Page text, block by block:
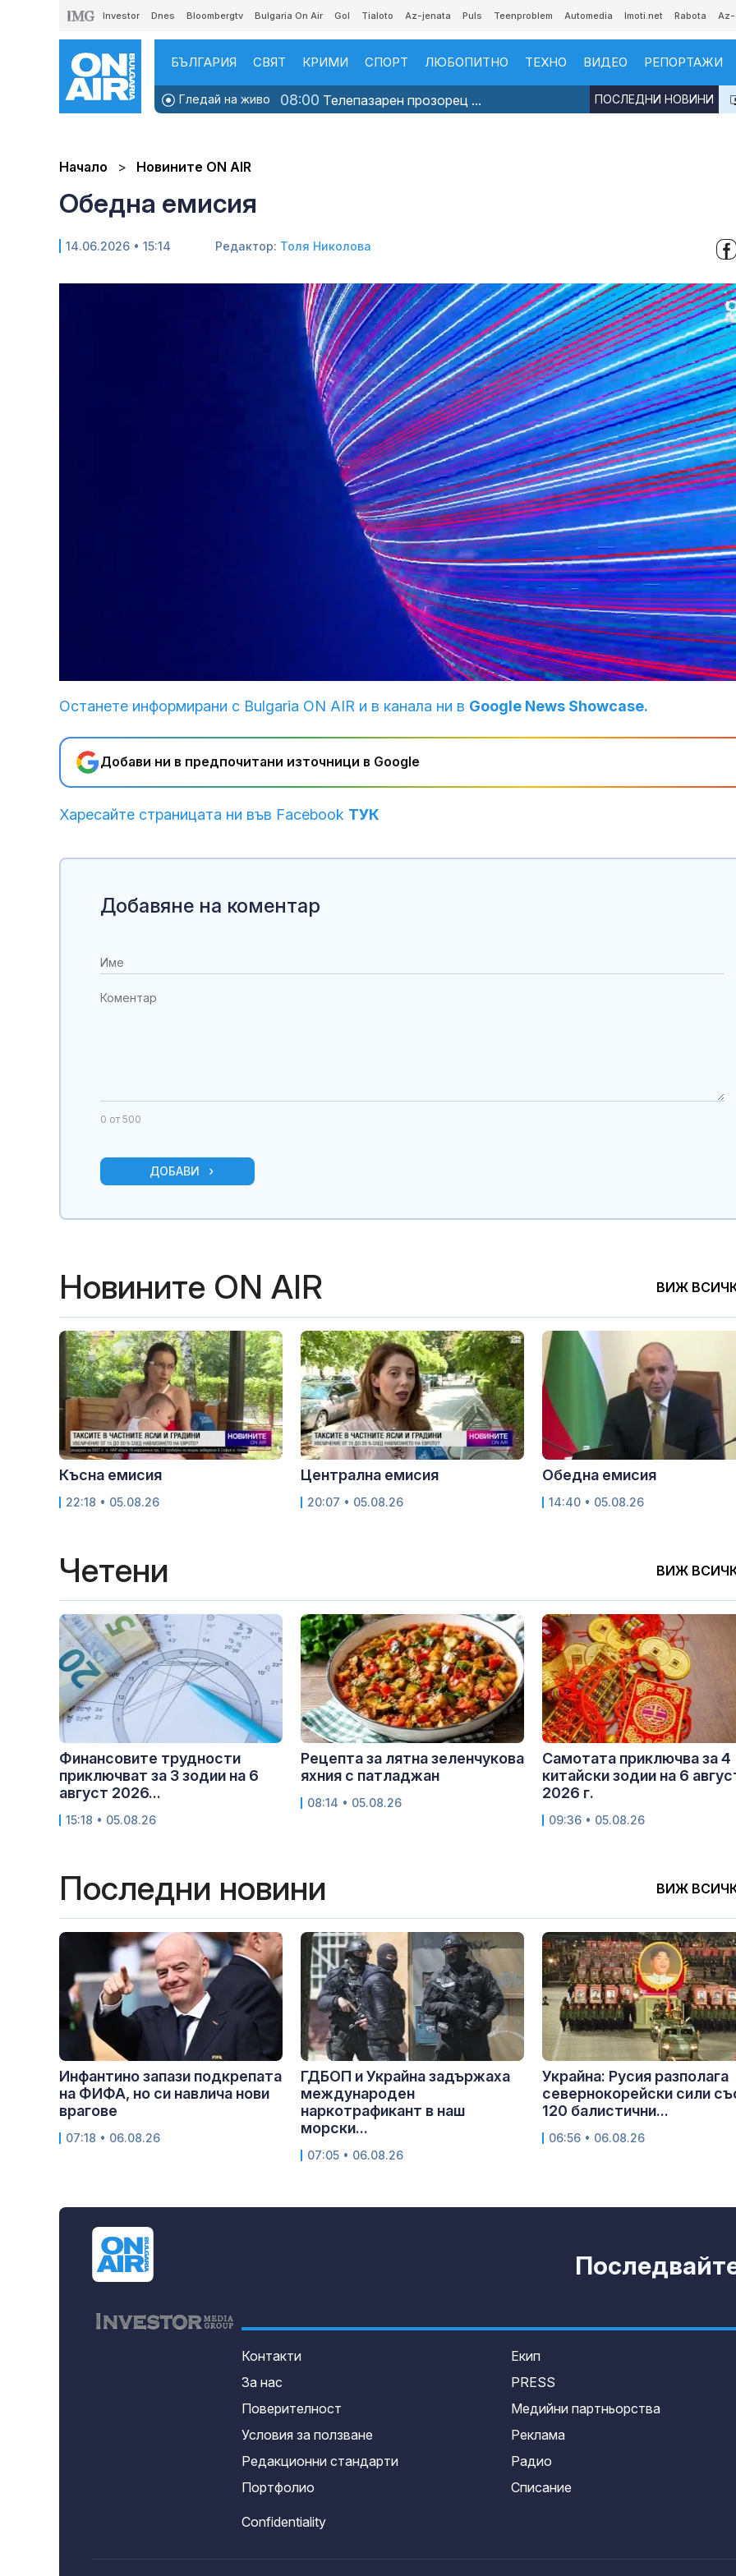
Investor Dnes Bloombergtv Bulgaria On Air Gol Tialoto Az-jenata Puls Teenproblem Automedia Imoti.net Rabota
БЪЛГАРИЯ СВЯТ КРИМИ СПОРТ ЛЮБОПИТНО ТЕХНО ВИДЕО РЕПОРТАЖИ
Гледай на живо 08:00 Телепазарен прозорец ... ПОСЛЕДНИ НОВИНИ
Начало Новините ON AIR
Обедна емисия
14.06.2026 • 15:14 Редактор: Толя Николова
Останете информирани с Bulgaria ON AIR и в канала ни в Google News Showcase.
Добави ни в предпочитани източници в Google
Харесайте страницата ни във Facebook ТУК
Има ли
Добавяне на коментар
0 от 500
ДОБАВИ
Новините ON AIR ВИЖ
Късна емисия
22:18 • 05.08.26
Централна емисия
20:07 • 05.08.26
Обедна емисия
14:40 • 05.08.26
Четени ВИЖ
Финансовите трудности
приключват за 3 зодии на 6
август 2026...
15:18 • 05.08.26
Рецепта за лятна зеленчукова
яхния с патладжан
08:14 • 05.08.26
Самотата приключва за 4
китайски зодии на 6
2026 г.
09:36 • 05.08.26
Последни новини ВИЖ
Инфантино запази подкрепата
на ФИФА, но си навлича нови
врагове
07:18 • 06.08.26
ГДБОП и Украйна задържаха
международен
наркотрафикант в наш
морски...
07:05 • 06.08.26
Украйна: Русия разполага
севернокорейски сили
120 балистични...
06:56 • 06.08.26
Контакти
За нас
Поверителност
Условия за ползване
Редакционни стандарти
Портфолио
Екип
PRESS
Медийни партньорства
Реклама
Радио
Списание
Confidentiality